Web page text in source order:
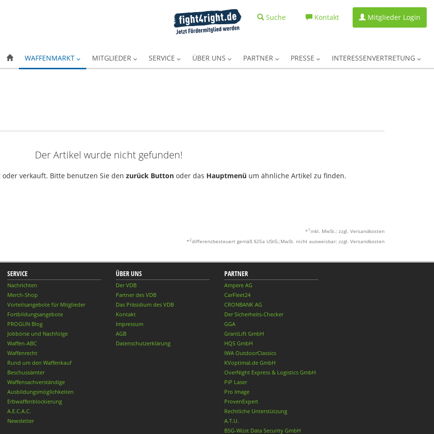
Suche Kontakt Mitglieder Login
WAFFENMARKT MITGLIEDER SERVICE ÜBER UNS PARTNER PRESSE INTERESSENVERTRETUNG
Der Artikel wurde nicht gefunden!
verkauft. Bitte benutzen Sie den zurück Button oder das Hauptmenü um ähnliche Artikel zu finden.
* 1 inkl. MwSt.; zzgl. Versandkosten
*2differenzbesteuert gemäß §25a UStG.;MwSt. nicht ausweisbar; zzgl. Versandkosten
SERVICE
Nachrichten
Merch-Shop
Vorteilsangebote für Mitglieder
Fortbildungsangebote
PROGUN Blog
Jobbörse und Nachfolge
Waffen-ABC
Waffenrecht
Rund um den Waffenkauf
Beschussämter
Waffensachverständige
Ausbildungsmöglichkeiten
Erbwaffenblockierung
A.E.C.A.C.
Newsletter
ÜBER UNS
Der VDB
Partner des VDB
Das Präsidium des VDB
Kontakt
Impressum
AGB
Datenschutzerklärung
PARTNER
Ampere AG
CarFleet24
CRONBANK AG
Der Sicherheits-Checker
GGA
GrantLift GmbH
HQS GmbH
IWA OutdoorClassics
KVoptimal.de GmbH
OverNight Express & Logistics GmbH
PiP Laser
Pro Image
ProvenExpert
Rechtliche Unterstützung
A.T.U.
BSG-Wüst Data Security GmbH